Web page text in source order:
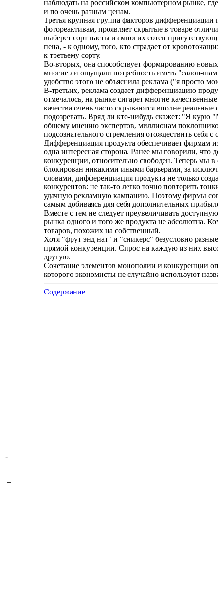
наблюдать на российском компьютерном рынке,
и по очень разным ценам.
Третья крупная группа факторов дифференциации
фотореактивам, проявляет скрытые в товаре
выберет сорт пасты из многих сотен
пена, - к одному, того, кто страдает от
к третьему сорту.
Во-вторых, она способствует формированию
многие ли ощущали потребность иметь "салон-
удобство этого не объяснила реклама ("я просто
В-третьих, реклама создает дифференциацию
отмечалось, на рынке сигарет многие
качества очень часто скрываются вполне
подозревать. Вряд ли кто-нибудь скажет: "Я курю
общему мнению экспертов, миллионам
подсознательного стремления отождествить себя
Дифференциация продукта обеспечивает фирмам
одна интересная сторона. Ранее мы говорили, что
конкуренции, относительно свободен. Теперь мы
блокирован никакими иными барьерами, за
словами, дифференциация продукта не только
конкурентов: не так-то легко точно повторить
удачную рекламную кампанию. Поэтому фирмы
самым добиваясь для себя дополнительных
Вместе с тем не следует преувеличивать
рынка одного и того же продукта не абсолютна.
товаров, похожих на собственный.
Хотя "фрут энд нат" и "сникерс" безусловно
прямой конкуренции. Спрос на каждую из них
другую.
Сочетание элементов монополии и конкуренции
которого экономисты не случайно используют
Содержание
-
+